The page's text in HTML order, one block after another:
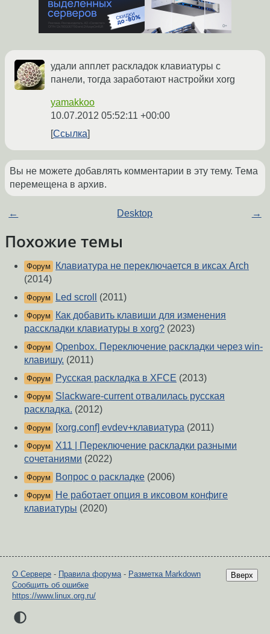
удали апплет раскладок клавиатуры с
панели, тогда заработают настройки xorg
yamakkoo
10.07.2012 05:52:11 +00:00
Ссылка
Вы не можете добавлять комментарии в эту тему. Тема
перемещена в архив.
← Desktop →
Похожие темы
Форум
Клавиатура не переключается в иксах Arch
(2014)
Форум Led scroll (2011)
Форум
Как добавить клавиши для изменения
расскладки клавиатуры в xorg? (2023)
Форум Openbox. Переключение раскладки через win-
клавишу. (2011)
Форум Русская раскладка в XFCE (2013)
Форум
Slackware-current отвалилась русская
раскладка. (2012)
Форум [xorg.conf] evdev+клавиатура (2011)
Форум
X11 | Переключение раскладки разными
сочетаниями (2022)
Форум Вопрос о раскладке (2006)
Форум
Не работает опция в иксовом конфиге
клавиатуры (2020)
Вверх
О Сервере - Правила форума- Разметка Markdown
Сообщить об ошибке
https://www.linux.org.ru/